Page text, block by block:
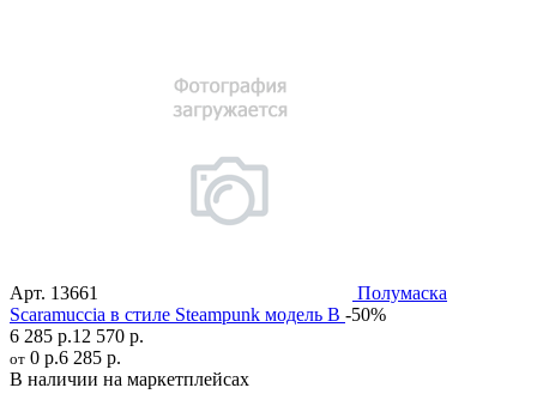
Арт. 13661
Полумаска
Scaramuccia в стиле Steampunk модель B -50%
6 285 р.12 570 р.
от 0 р.6 285 р.
В наличии на маркетплейсах